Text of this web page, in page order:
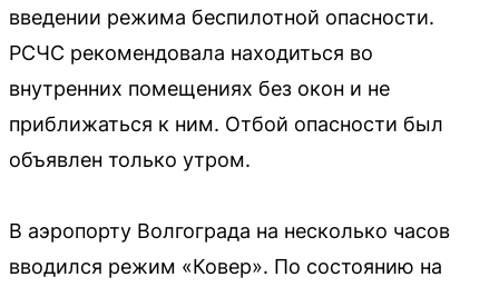
введении режима беспилотной опасности.
РСЧС рекомендовала находиться во
внутренних помещениях без окон и не
приближаться к ним. Отбой опасности был
объявлен только утром.
В аэропорту Волгограда на несколько часов
вводился режим «Ковер». По состоянию на